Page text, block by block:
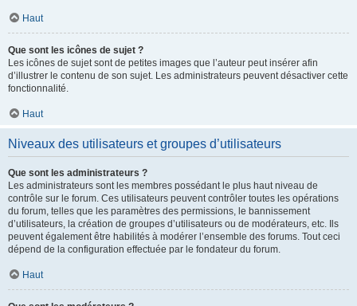
Haut
Que sont les icônes de sujet ?
Les icônes de sujet sont de petites images que l’auteur peut insérer afin
d’illustrer le contenu de son sujet. Les administrateurs peuvent désactiver cette
fonctionnalité.
Haut
Niveaux des utilisateurs et groupes d’utilisateurs
Que sont les administrateurs ?
Les administrateurs sont les membres possédant le plus haut niveau de
contrôle sur le forum. Ces utilisateurs peuvent contrôler toutes les opérations
du forum, telles que les paramètres des permissions, le bannissement
d’utilisateurs, la création de groupes d’utilisateurs ou de modérateurs, etc. Ils
peuvent également être habilités à modérer l’ensemble des forums. Tout ceci
dépend de la configuration effectuée par le fondateur du forum.
Haut